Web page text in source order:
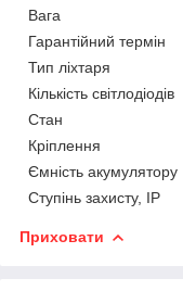
Вага
Гарантійний термін
Тип ліхтаря
Кількість світлодіодів
Стан
Кріплення
Ємність акумулятору
Ступінь захисту, IP
Приховати